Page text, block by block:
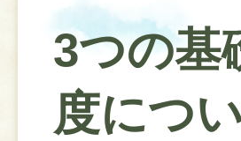
3つの基
度につ